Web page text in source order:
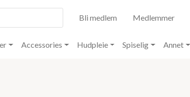
Bli medlem Medlemmer
Accessories Hudpleie Spiselig Annet